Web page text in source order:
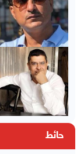
حائط